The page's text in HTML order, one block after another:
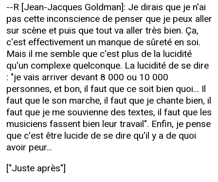
--R [Jean-Jacques Goldman]: Je dirais que je n'ai
pas cette inconscience de penser que je peux aller
sur scène et puis que tout va aller très bien. Ça,
c'est effectivement un manque de sûreté en soi.
Mais il me semble que c'est plus de la lucidité
qu'un complexe quelconque. La lucidité de se dire
: "je vais arriver devant 8 000 ou 10 000
personnes, et bon, il faut que ce soit bien quoi... Il
faut que le son marche, il faut que je chante bien, il
faut que je me souvienne des textes, il faut que les
musiciens fassent bien leur travail". Enfin, je pense
que c'est être lucide de se dire qu'il y a de quoi
avoir peur...
["Juste après"]